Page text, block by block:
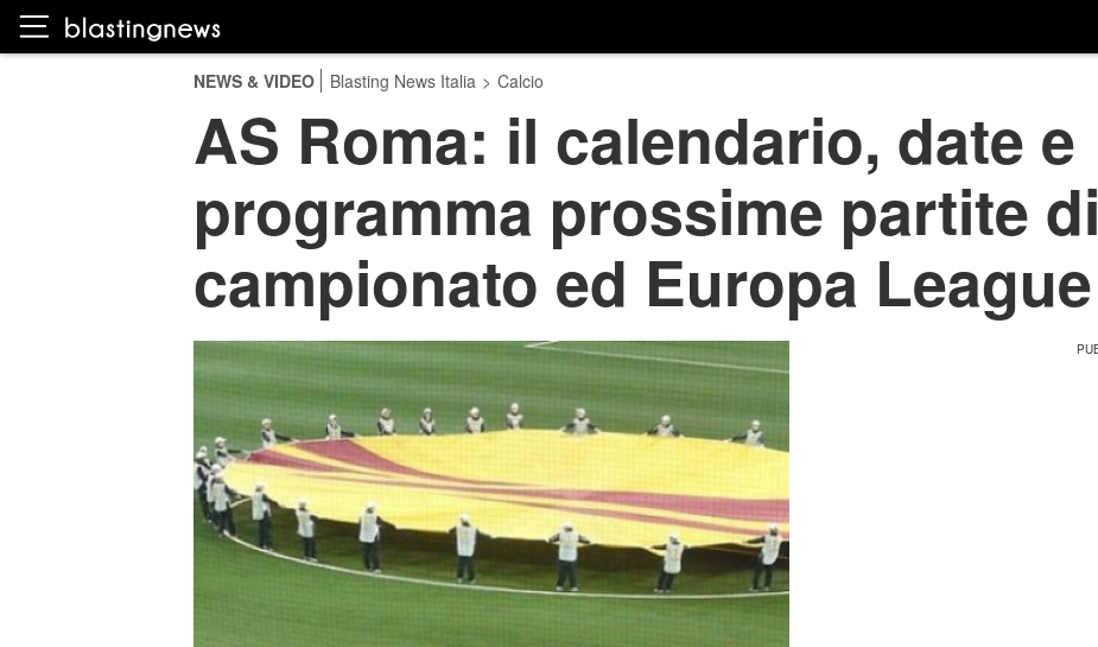
NEWS & VIDEO Blasting News Italia > Calcio
AS Roma: il calendario, date e
programma prossime partite di
campionato ed Europa League